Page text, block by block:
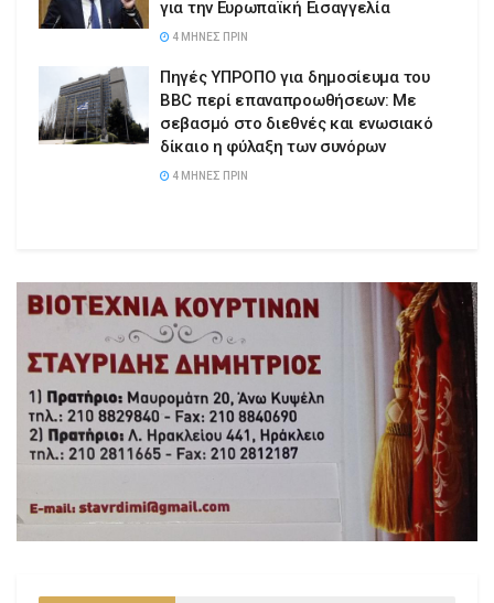
για την Ευρωπαϊκή Εισαγγελία
4 ΜΉΝΕΣ ΠΡΙΝ
Πηγές ΥΠΡΟΠΟ για δημοσίευμα του
BBC περί επαναπροωθήσεων: Με
σεβασμό στο διεθνές και ενωσιακό
δίκαιο η φύλαξη των συνόρων
4 ΜΉΝΕΣ ΠΡΙΝ